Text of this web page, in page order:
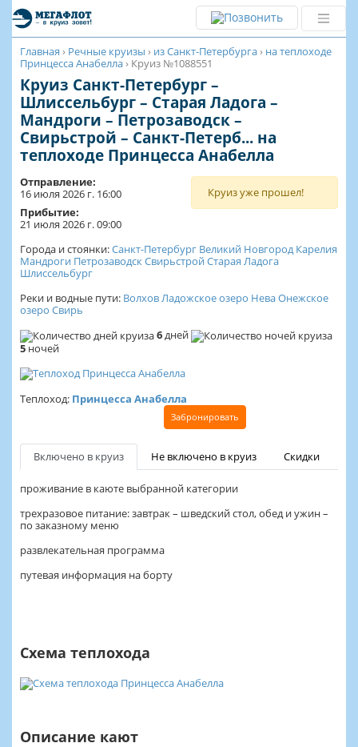
Главная › Речные круизы › из Санкт-Петербурга› на теплоходе
Принцесса Анабелла› Круиз №1088551
Круиз Санкт-Петербург –
Шлиссельбург – Старая Ладога –
Мандроги – Петрозаводск –
Свирьстрой – Санкт-Петерб... на
теплоходе Принцесса Анабелла
Отправление:
16 июля 2026 г. 16:00
Прибытие:
21 июля 2026 г. 09:00
Круиз уже прошел!
Города и стоянки:Санкт-Петербург Великий Новгород Карелия
Мандроги ПетрозаводскСвирьстрой Старая Ладога
Шлиссельбург
Реки и водные пути: ВолховЛадожское озеро НеваОнежское
озеро Свирь
6дней
5 ночей
Теплоход: Принцесса Анабелла
Забронировать
Включено в круиз Не включено в круиз Скидки
проживание в каюте выбранной категории
трехразовое питание: завтрак – шведский стол, обед и ужин –
по заказному меню
развлекательная программа
путевая информация на борту
Схема теплохода
Описание кают